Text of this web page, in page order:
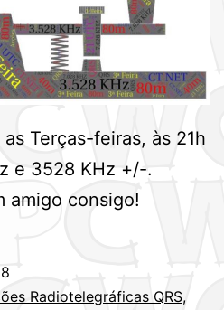
Terças-feiras, às 21h
e 3528 KHz +/-.
amigo consigo!
Radiotelegráficas QRS,